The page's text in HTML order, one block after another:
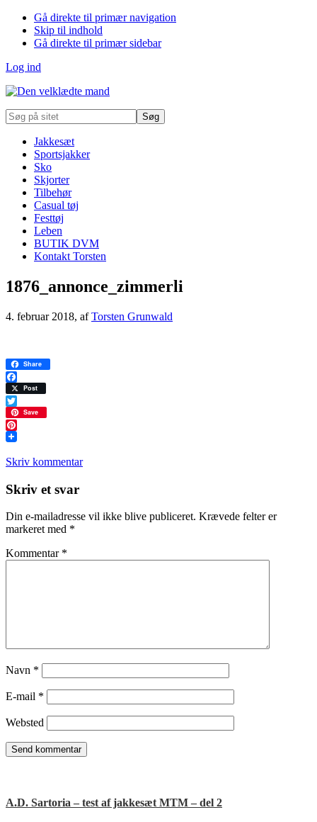
Gå direkte til primær navigation
Skip til indhold
Gå direkte til primær sidebar
Log ind
Søg
på
Jakkesæt
Sportsjakker
Sko
Skjorter
Tilbehør
Casual tøj
Festtøj
Leben
BUTIK DVM
Kontakt Torsten
1876_annonce_zimmerli
4. februar 2018, afTorsten Grunwald
Share
Facebook
Post
Twitter
Save
Pinterest
Skriv kommentar
Læserinteraktioner
Skriv et svar
Din e-mailadresse vil ikke blive publiceret. Krævede felter er
markeret med *
Kommentar *
Navn *
E-mail *
Websted
A.D. Sartoria – test af jakkesæt MTM – del 2